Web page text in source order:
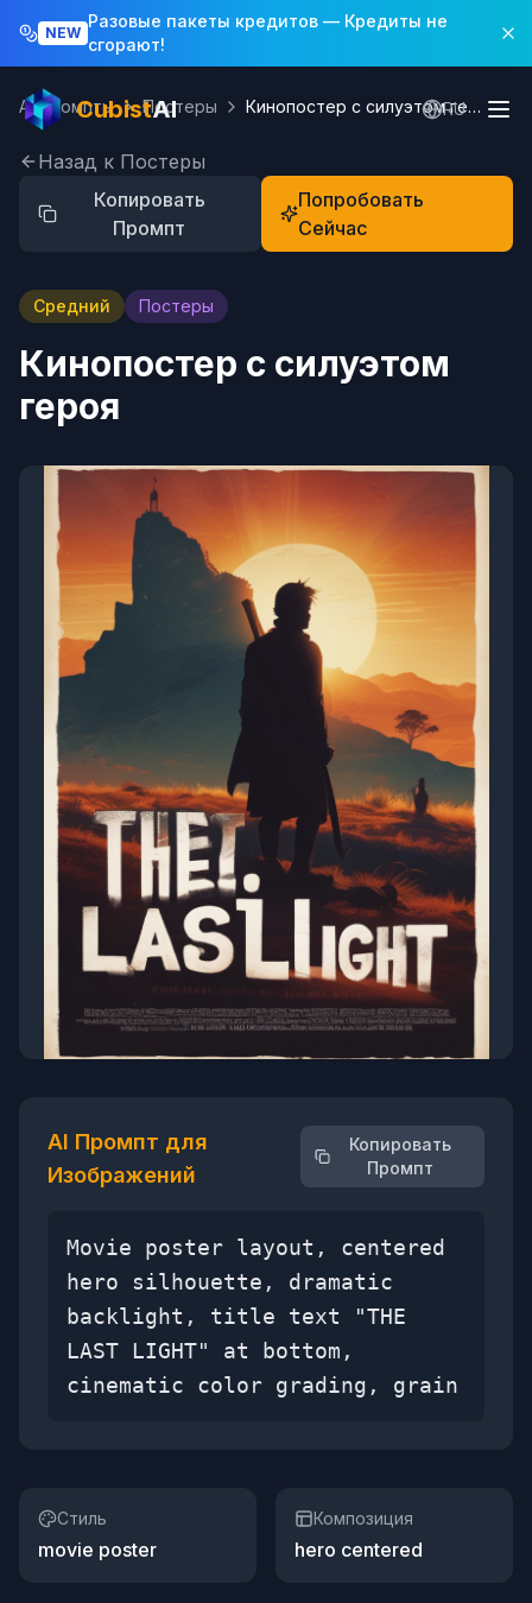
NEW
Разовые пакеты кредитов — Кредиты не
сгорают!
CubistAI RU
AI Промпты Постеры Кинопостер с силуэтом героя
Назад к Постеры
Копировать
Промпт
Попробовать
Сейчас
Средний Постеры
Кинопостер с силуэтом
героя
AI Промпт для
Изображений
Копировать
Промпт
Movie poster layout, centered
hero silhouette, dramatic
backlight, title text "THE
LAST LIGHT" at bottom,
cinematic color grading, grain
Стиль
movie poster
Композиция
hero centered